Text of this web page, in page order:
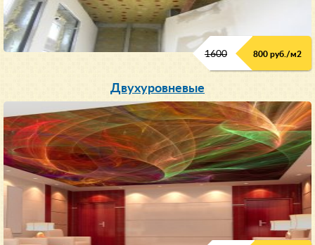
1600 800 руб./м2
Двухуровневые